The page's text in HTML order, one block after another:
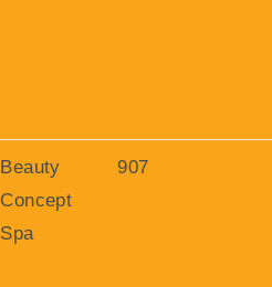
Beauty
Concept
Spa
907